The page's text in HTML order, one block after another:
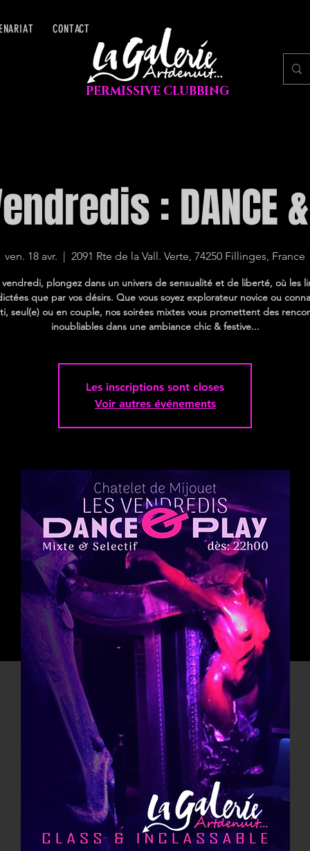
CONTACT
PERMISSIVE CLUBBING
: DANCE
ven. 18 avr.
  |
2091 Rte de la Vall. Verte, 74250 Fillinges, France
plongez dans un univers de sensualité et de liberté, où les
que par vos désirs. Que vous soyez explorateur novice ou
seul(e) ou en couple, nos soirées mixtes vous promettent des
inoubliables dans une ambiance chic & festive...
Les inscriptions sont closes
Voir autres événements